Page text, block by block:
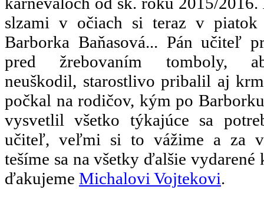
slzami v očiach si teraz v piatok
Barborka Baňasová... Pán učiteľ
pred žrebovaním
neuškodil, starostlivo pribalil aj
počkal na rodičov, kým po
vysvetlil všetko týkajúce sa
učiteľ, veľmi si to vážime a za
tešíme sa na všetky ďalšie
ďakujeme Michalovi Vojtekovi.